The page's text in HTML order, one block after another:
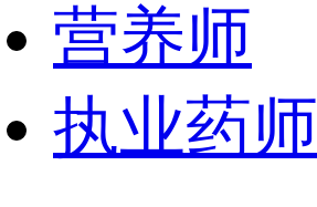
营养师
执业药师